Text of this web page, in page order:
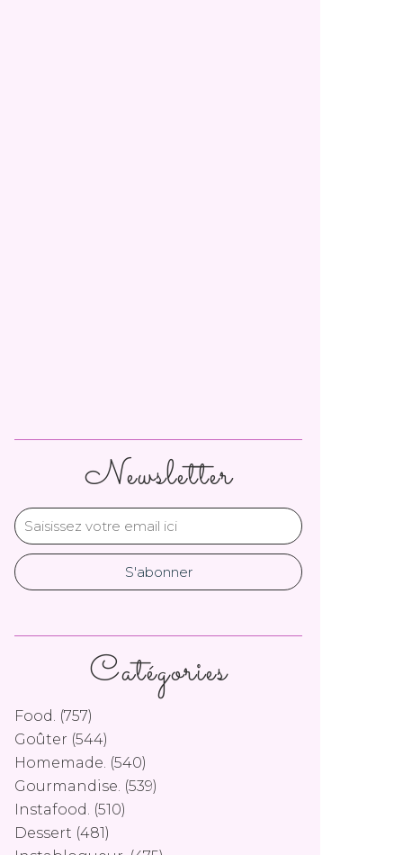
Newsletter
Catégories
Food. (757)
Goûter (544)
Homemade. (540)
Gourmandise. (539)
Instafood. (510)
Dessert (481)